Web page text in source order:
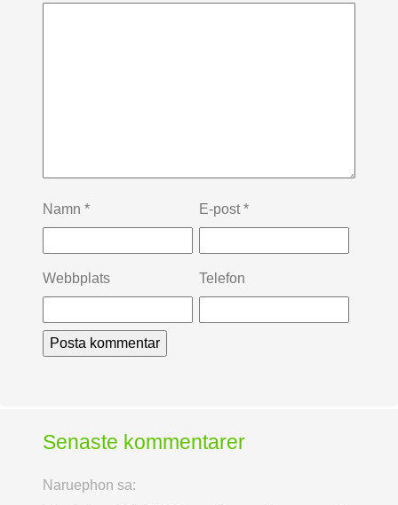
Namn * E-post*
Webbplats Telefon
Senaste kommentarer
Naruephon sa: